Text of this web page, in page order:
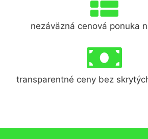
nezáväzná cenová ponuka
transparentné ceny bez